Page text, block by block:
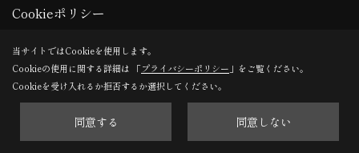
建て方
クレーンも設置されました。
Cookieポリシー
当サイトではCookieを使用します。
Cookieの使用に関する詳細は 「プライバシーポリシー 」をご覧ください。
Cookieを受け入れるか拒否するか選択してください。
同意する 同意しない